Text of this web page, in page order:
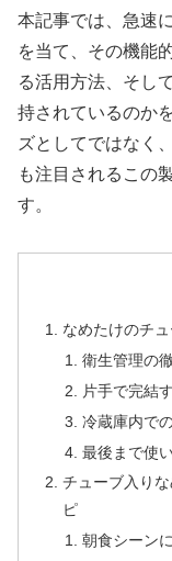
本記事では、急速
を当て、その機能
る活用方法、そし
持されているのか
ズとしてではなく
も注目されるこの
す。
なめたけのチ
衛生管理の
片手で完結
冷蔵庫内で
最後まで使
チューブ入り
ピ
朝食シーン